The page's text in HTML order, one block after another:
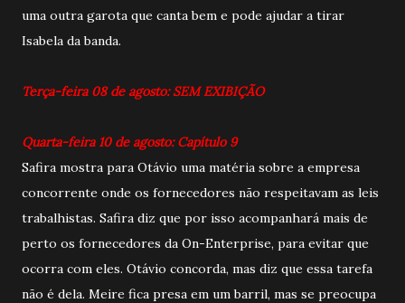
uma outra garota que canta bem e pode ajudar a tirar
Isabela da banda.
Terça-feira 08 de agosto: SEM EXIBIÇÃO
Quarta-feira 10 de agosto: Capítulo 9
Safira mostra para Otávio uma matéria sobre a empresa
concorrente onde os fornecedores não respeitavam as leis
trabalhistas. Safira diz que por isso acompanhará mais de
perto os fornecedores da On-Enterprise, para evitar que
ocorra com eles. Otávio concorda, mas diz que essa tarefa
não é dela. Meire fica presa em um barril, mas se preocupa